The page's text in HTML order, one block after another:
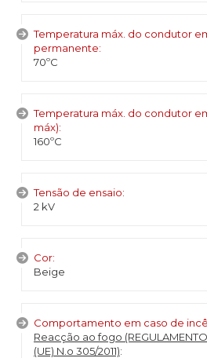
Temperatura máx. do condutor
permanente:
70ºC
Temperatura máx. do condutor
máx):
160ºC
Tensão de ensaio:
2 kV
Cor:
Beige
Comportamento em caso de
Reacção ao fogo
(UE) N.o 305/2011):